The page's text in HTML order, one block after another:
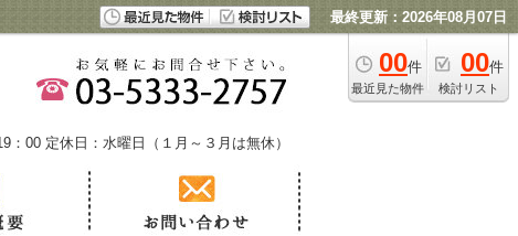
最終更新：2026年08月07日
00件
最近見た物件
00件
検討リスト
：00 定休日：水曜日（１月～３月は無休）